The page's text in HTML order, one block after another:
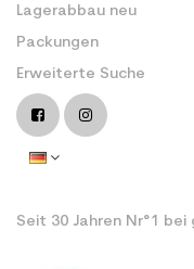
Lagerabbau neu
Packungen
Erweiterte Suche
Seit 30 Jahren Nr°1